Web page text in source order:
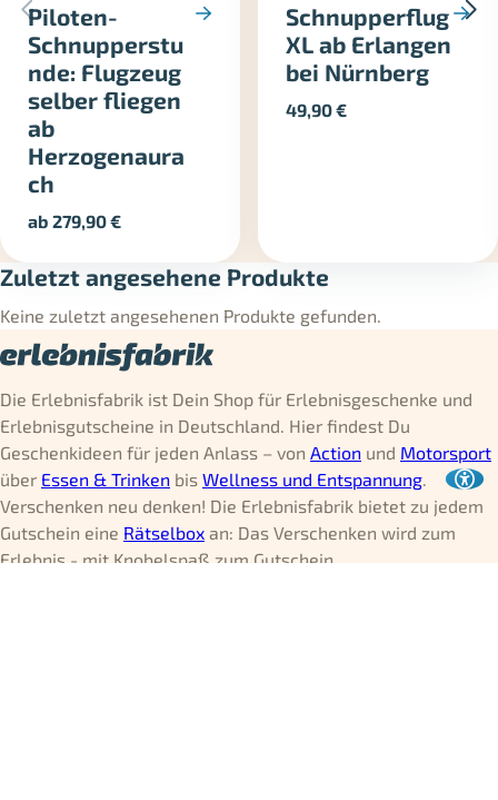
Piloten-
Schnupperstu
nde: Flugzeug
selber fliegen
ab
Herzogenaura
ch
ab279,90€
Schnupperflug
XL ab Erlangen
bei Nürnberg
49,90€
Zuletzt angesehene Produkte
Keine zuletzt angesehenen Produkte gefunden.
Die Erlebnisfabrik ist Dein Shop für Erlebnisgeschenke und
Erlebnisgutscheine in Deutschland. Hier findest Du
Geschenkideen für jeden Anlass – von Action und Motorsport
über Essen & Trinken bis Wellness und Entspannung
Verschenken neu denken! Die Erlebnisfabrik bietet zu jedem
Gutschein eine Rätselbox an: Das Verschenken wird zum
Erlebnis - mit Knobelspaß zum Gutschein.